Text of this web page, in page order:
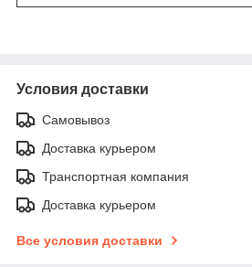
Условия доставки
Самовывоз
Доставка курьером
Транспортная компания
Доставка курьером
Все условия доставки